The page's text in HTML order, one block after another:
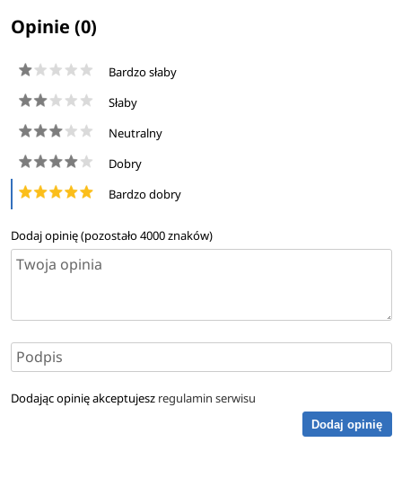
Opinie (0)
Bardzo słaby
Słaby
Neutralny
Dobry
Bardzo dobry
Dodaj opinię (pozostało4000znaków)
Dodając opinię akceptujesz regulamin serwisu
Dodaj opinię